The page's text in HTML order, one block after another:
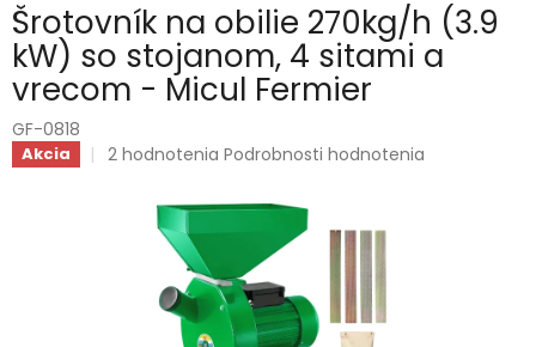
Šrotovník na obilie 270kg/h (3.9
kW) so stojanom, 4 sitami a
vrecom - Micul Fermier
GF-0818
Akcia
Priemerné
produktu
hviezdičiek.
2 hodnotenia Podrobnosti hodnotenia